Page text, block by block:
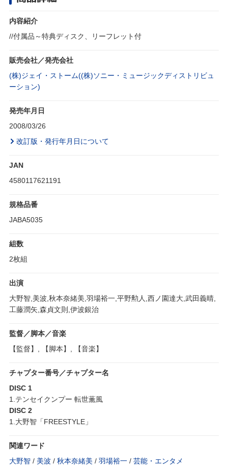
内容紹介
//付属品～特典ディスク、リーフレット付
販売会社／発売会社
(株)ジェイ・ストーム((株)ソニー・ミュージックディストリビュ
ーション)
発売年月日
2008/03/26
改訂版・発行年月日について
JAN
4580117621191
規格品番
JABA5035
組数
2枚組
出演
大野智,美波,秋本奈緒美,羽場裕一,平野勲人,西ノ園達大,武田義晴,
工藤潤矢,森貞文則,伊波銀治
監督／脚本／音楽
【監督】, 【脚本】, 【音楽】
チャプター番号／チャプター名
DISC 1
1.テンセイクンプー 転世薫風
DISC 2
1.大野智「FREESTYLE」
関連ワード
大野智 / 美波 / 秋本奈緒美 / 羽場裕一 / 芸能・エンタメ